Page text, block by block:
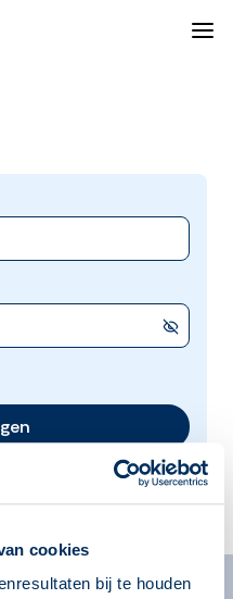
cookies
bij te houden